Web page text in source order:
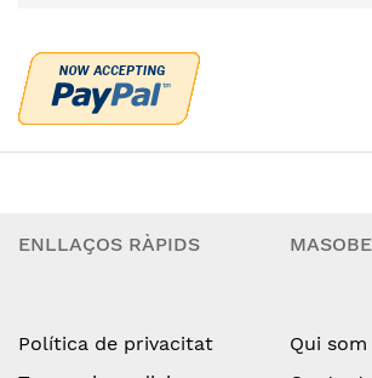
ENLLAÇOS RÀPIDS
Política de privacitat
Qui som